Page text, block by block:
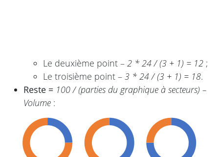
Le deuxième point – 2 * 24 / (3 + 1) = 12 ;
Le troisième point – 3 * 24 / (3 + 1) = 18.
Reste = 100 / (parties du graphique à secteurs) –
Volume :